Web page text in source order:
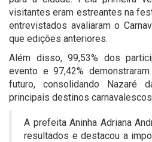
visitantes eram estreantes na
entrevistados avaliaram o
que edições anteriores.
Além disso, 99,53% dos
evento e 97,42%
futuro, consolidando Nazaré
principais destinos
A prefeita Aninha Adriana
resultados e destacou a